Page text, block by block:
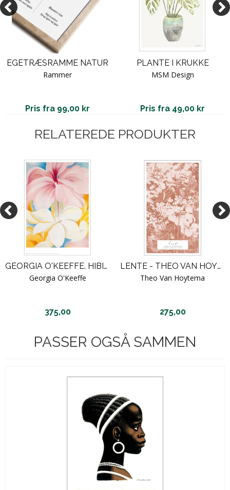
EGETRÆSRAMME NATUR
Rammer
Pris fra 99,00 kr
PLANTE I KRUKKE
MSM Design
Pris fra 49,00 kr
RELATEREDE PRODUKTER
GEORGIA O'KEEFFE. HIBISCUS WITH PLUMERIA
Georgia O'Keeffe
375,00
LENTE - THEO VAN HOYTEMA. RUSTY ROSE
Theo Van Hoytema
275,00
PASSER OGSÅ SAMMEN